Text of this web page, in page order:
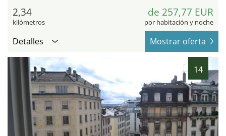
2,34
kilómetros
de 257,77 EUR
por habitación y noche
Detalles Mostrar oferta
14